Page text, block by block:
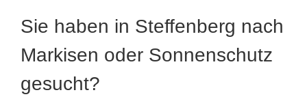
Sie haben in Steffenberg nach
Markisen oder Sonnenschutz
gesucht?